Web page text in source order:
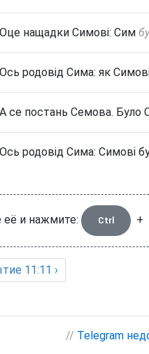
Оце нащадки Симові: Сим
Ось родовід Сима: як
А се постань Семова. Було
Ось родовід Сима: Симові
её и нажмите: Ctrl +
11:11 ›
// Telegram